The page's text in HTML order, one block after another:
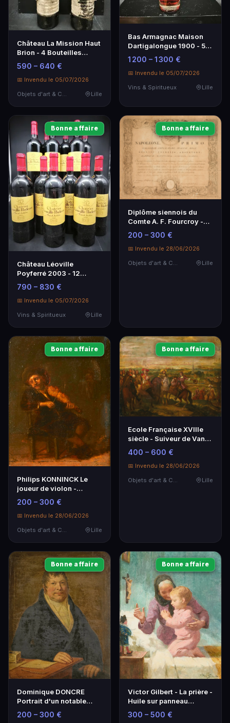
Château La Mission Haut
Brion - 4 Bouteilles
Grand Cru Classé
590 – 640 €
📅 Invendu le 05/07/2026
Objets d'art & Curiosités
Lille
Bas Armagnac Maison
Dartigalongue 1900 - 50
cl
1 200 – 1 300 €
📅 Invendu le 05/07/2026
Vins & Spiritueux
Lille
Bonne affaire
Château Léoville
Poyferré 2003 - 12
Bouteilles - Saint Julien
2 GCC
790 – 830 €
📅 Invendu le 05/07/2026
Vins & Spiritueux
Lille
Bonne affaire
Diplôme siennois du
Comte A. F. Fourcroy -
1808, signé par Biagio
Bartolini
200 – 300 €
📅 Invendu le 28/06/2026
Objets d'art & Curiosités
Lille
Bonne affaire
Philips KONNINCK Le
joueur de violon -
Panneau en chêne 22,5
cm
200 – 300 €
📅 Invendu le 28/06/2026
Lille
Bonne affaire
Ecole Française XVIIIe
siècle - Suiveur de Van
der Meulen - Toile
historique
400 – 600 €
📅 Invendu le 28/06/2026
Objets d'art & Curiosités
Lille
Bonne affaire
Dominique DONCRE
Portrait d'un notable
arrageois Huile sur toile
1819
200 – 300 €
Bonne affaire
Victor Gilbert - La prière -
Huile sur panneau
41x33cm
300 – 500 €